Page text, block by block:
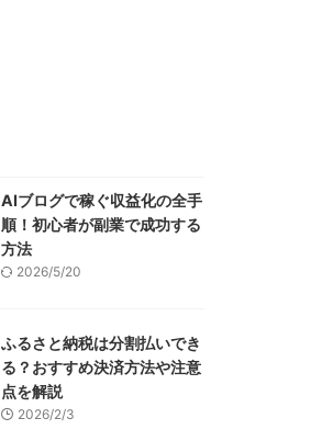
AIブログで稼ぐ収益化の全手
順！初心者が副業で成功する
方法
2026/5/20
ふるさと納税は分割払いでき
る？おすすめ決済方法や注意
点を解説
2026/2/3